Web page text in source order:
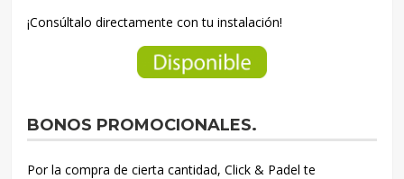
¡Consúltalo directamente con tu instalación!
BONOS PROMOCIONALES.
Por la compra de cierta cantidad, Click & Padel te